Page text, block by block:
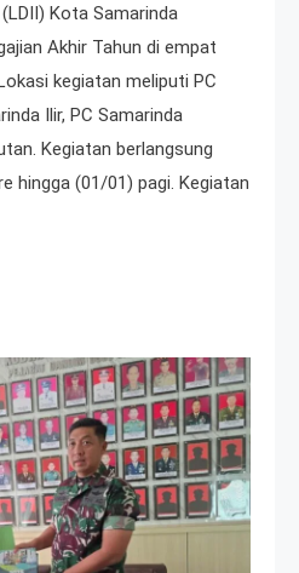
Kota Samarinda
Akhir Tahun di empat
kegiatan meliputi PC
Ilir, PC Samarinda
Kegiatan berlangsung
hingga (01/01) pagi. Kegiatan